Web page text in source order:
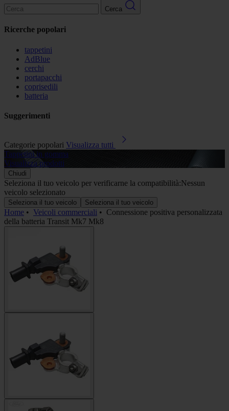
Cerca
Ricerche popolari
tappetini
AdBlue
cerchi
portapacchi
coprisedili
batteria
Suggerimenti
Categorie popolari Visualizza tutti
Tappetini in gomma
Visualizza prodotti
Chiudi
Seleziona il tuo veicolo per verificarne la compatibilità:Nessun
veicolo selezionato
Seleziona il tuo veicolo Seleziona il tuo veicolo
Home • Veicoli commerciali • Connessione positiva personalizzata
della batteria Transit Mk7 Mk8